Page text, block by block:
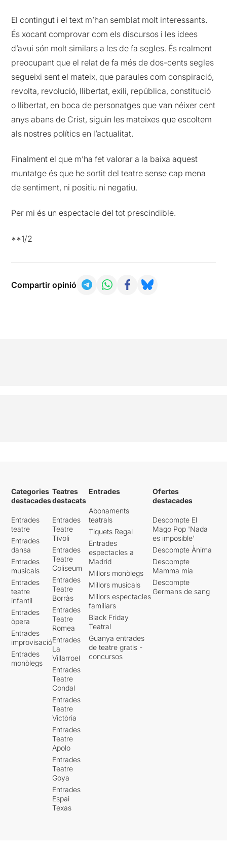
El contingut i el text m’han semblat molt interessants.
És xocant comprovar com els discursos i les idees
d’avui són molt similars a les de fa segles. És realment
preocupant que el relat de fa més de dos-cents segles
segueixi sent el mateix, que paraules com conspiració,
revolta, revolució, llibertat, exili, república, constitució
o llibertat, en boca de personatges que van néixer cent
anys abans de Crist, siguin les mateixes que escoltem
als nostres polítics en l’actualitat.
Finalment el que m’ha fet valorar a la baixa aquest
muntatge és que he sortit del teatre sense cap mena
de sentiment, ni positiu ni negatiu.
Per mi és un espectacle del tot prescindible.
**1/2
Compartir opinió
Categories
destacades
Entrades
teatre
Entrades
dansa
Entrades
musicals
Entrades
teatre
infantil
Entrades
òpera
Entrades
improvisació
Entrades
monòlegs
Teatres
destacats
Entrades
Teatre
Tívoli
Entrades
Teatre
Coliseum
Entrades
Teatre
Borràs
Entrades
Teatre
Romea
Entrades
La
Villarroel
Entrades
Teatre
Condal
Entrades
Teatre
Victòria
Entrades
Teatre
Apolo
Entrades
Teatre
Goya
Entrades
Espai
Texas
Entrades
Abonaments
teatrals
Tiquets Regal
Entrades
espectacles a
Madrid
Millors monòlegs
Millors musicals
Millors espectacles
familiars
Black Friday
Teatral
Guanya entrades
de teatre gratis -
concursos
Ofertes
destacades
Descompte El
Mago Pop 'Nada
es imposible'
Descompte Ànima
Descompte
Mamma mia
Descompte
Germans de sang